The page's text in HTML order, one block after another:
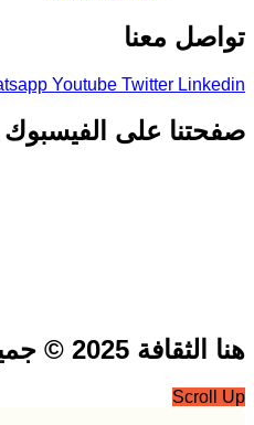
معنا
Whatsapp Youtube Twitter
على الفيسبوك
2025 © جميع الحقوق محفوظة